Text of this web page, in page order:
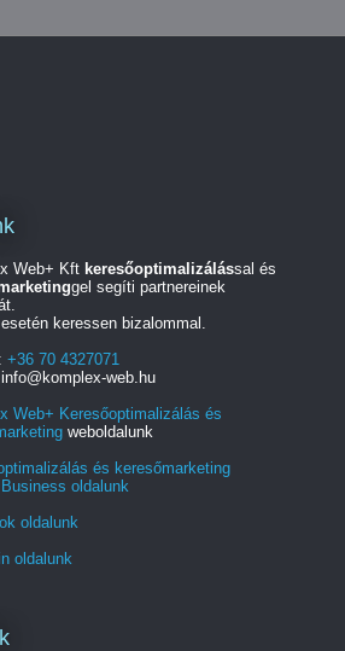
Web+ Kft keresőoptimalizálással és
gel segíti partnereinek
keressen bizalommal.
+36 70 4327071
web.hu
Web+ Keresőoptimalizálás és
weboldalunk
és keresőmarketing
oldalunk
oldalunk
oldalunk